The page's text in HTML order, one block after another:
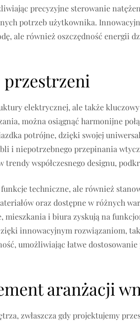
precyzyjne sterowanie
potrzeb użytkownika.
ale również oszczędność energii
przestrzeni
elektrycznej, ale także
można osiągnąć harmonijne
potrójne, dzięki swojej
i niepotrzebnego przepinania
współczesnego designu,
techniczne, ale również
oraz dostępne w różnych
i biura zyskują na
innowacyjnym rozwiązaniom,
umożliwiając łatwe
aranżacji
zwłaszcza gdy projektujemy